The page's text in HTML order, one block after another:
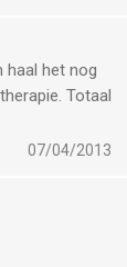
haal het nog
Totaal
07/04/2013